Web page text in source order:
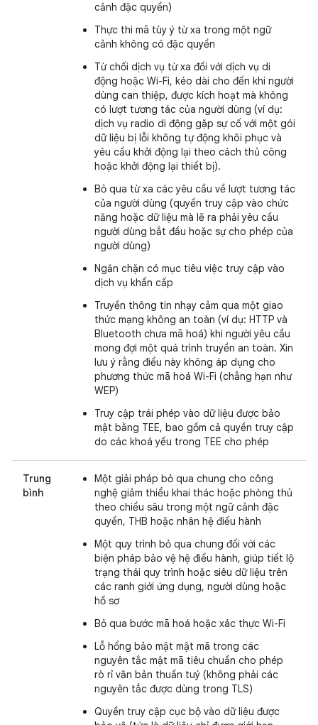
cảnh đặc quyền)
Thực thi mã tùy ý từ xa trong một ngữ
cảnh không có đặc quyền
Từ chối dịch vụ từ xa đối với dịch vụ di
động hoặc Wi-Fi, kéo dài cho đến khi người
dùng can thiệp, được kích hoạt mà không
có lượt tương tác của người dùng (ví dụ:
dịch vụ radio di động gặp sự cố với một gói
dữ liệu bị lỗi không tự động khôi phục và
yêu cầu khởi động lại theo cách thủ công
hoặc khởi động lại thiết bị).
Bỏ qua từ xa các yêu cầu về lượt tương tác
của người dùng (quyền truy cập vào chức
năng hoặc dữ liệu mà lẽ ra phải yêu cầu
người dùng bắt đầu hoặc sự cho phép của
người dùng)
Ngăn chặn có mục tiêu việc truy cập vào
dịch vụ khẩn cấp
Truyền thông tin nhạy cảm qua một giao
thức mạng không an toàn (ví dụ: HTTP và
Bluetooth chưa mã hoá) khi người yêu cầu
mong đợi một quá trình truyền an toàn. Xin
lưu ý rằng điều này không áp dụng cho
phương thức mã hoá Wi-Fi (chẳng hạn như
WEP)
Truy cập trái phép vào dữ liệu được bảo
mật bằng TEE, bao gồm cả quyền truy cập
do các khoá yếu trong TEE cho phép
Trung
bình
Một giải pháp bỏ qua chung cho công
nghệ giảm thiểu khai thác hoặc phòng thủ
theo chiều sâu trong một ngữ cảnh đặc
quyền, THB hoặc nhân hệ điều hành
Một quy trình bỏ qua chung đối với các
biện pháp bảo vệ hệ điều hành, giúp tiết lộ
trạng thái quy trình hoặc siêu dữ liệu trên
các ranh giới ứng dụng, người dùng hoặc
hồ sơ
Bỏ qua bước mã hoá hoặc xác thực Wi-Fi
Lỗ hổng bảo mật mật mã trong các
nguyên tắc mật mã tiêu chuẩn cho phép
rò rỉ văn bản thuần tuý (không phải các
nguyên tắc được dùng trong TLS)
Quyền truy cập cục bộ vào dữ liệu được